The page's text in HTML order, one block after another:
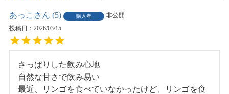
あっこ 5 購入者
非公開
投稿日
2026/03/15
さっぱりした飲み心地
自然な甘さで飲み易い
最近、リンゴを食べていなかったけど、リンゴを食